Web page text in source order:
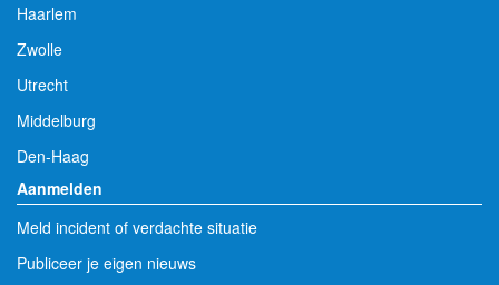
Haarlem
Zwolle
Utrecht
Middelburg
Den-Haag
Aanmelden
Meld incident of verdachte situatie
Publiceer je eigen nieuws